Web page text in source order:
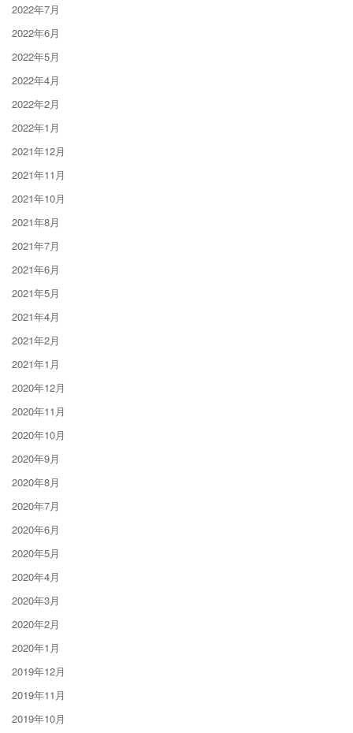
2022年7月
2022年6月
2022年5月
2022年4月
2022年2月
2022年1月
2021年12月
2021年11月
2021年10月
2021年8月
2021年7月
2021年6月
2021年5月
2021年4月
2021年2月
2021年1月
2020年12月
2020年11月
2020年10月
2020年9月
2020年8月
2020年7月
2020年6月
2020年5月
2020年4月
2020年3月
2020年2月
2020年1月
2019年12月
2019年11月
2019年10月